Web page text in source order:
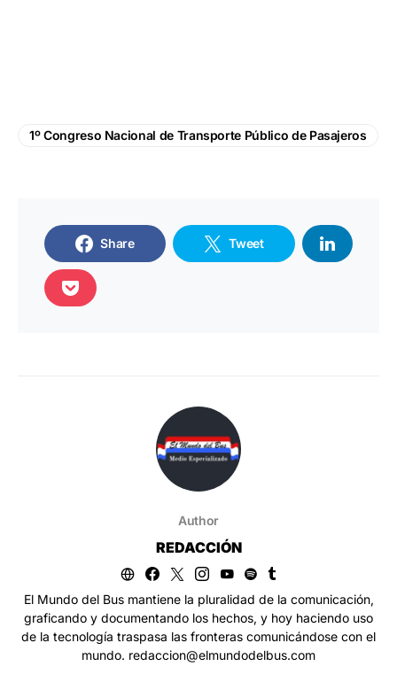
1º Congreso Nacional de Transporte Público de Pasajeros
Share Tweet
Author
REDACCIÓN
El Mundo del Bus mantiene la pluralidad de la comunicación,
graficando y documentando los hechos, y hoy haciendo uso
de la tecnología traspasa las fronteras comunicándose con el
mundo. redaccion@elmundodelbus.com